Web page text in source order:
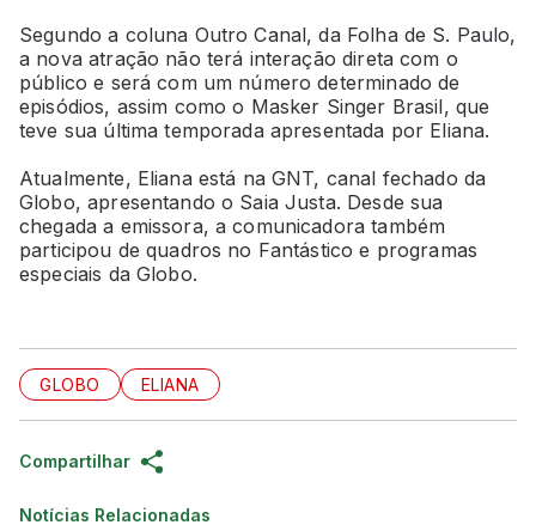
Segundo a coluna Outro Canal, da Folha de S. Paulo,
a nova atração não terá interação direta com o
público e será com um número determinado de
episódios, assim como o Masker Singer Brasil, que
teve sua última temporada apresentada por Eliana.
Atualmente, Eliana está na GNT, canal fechado da
Globo, apresentando o Saia Justa. Desde sua
chegada a emissora, a comunicadora também
participou de quadros no Fantástico e programas
especiais da Globo.
GLOBO ELIANA
Compartilhar
Notícias Relacionadas